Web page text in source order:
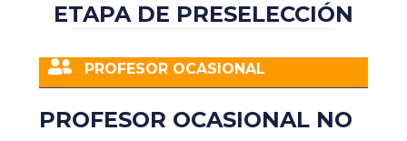
ETAPA DE PRESELECCIÓN
PROFESOR OCASIONAL
PROFESOR OCASIONAL NO